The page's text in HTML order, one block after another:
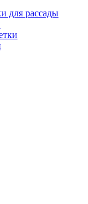
для рассады